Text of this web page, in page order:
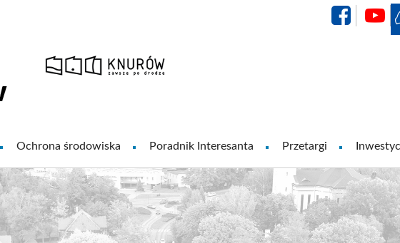
Ochrona środowiska Poradnik Interesanta Przetargi